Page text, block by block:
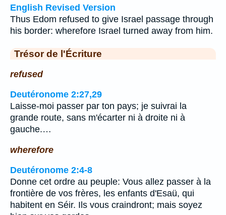
English Revised Version
Thus Edom refused to give Israel passage through
his border: wherefore Israel turned away from him.
Trésor de l'Écriture
refused
Deutéronome 2:27,29
Laisse-moi passer par ton pays; je suivrai la
grande route, sans m'écarter ni à droite ni à
gauche.…
wherefore
Deutéronome 2:4-8
Donne cet ordre au peuple: Vous allez passer à la
frontière de vos frères, les enfants d'Esaü, qui
habitent en Séir. Ils vous craindront; mais soyez